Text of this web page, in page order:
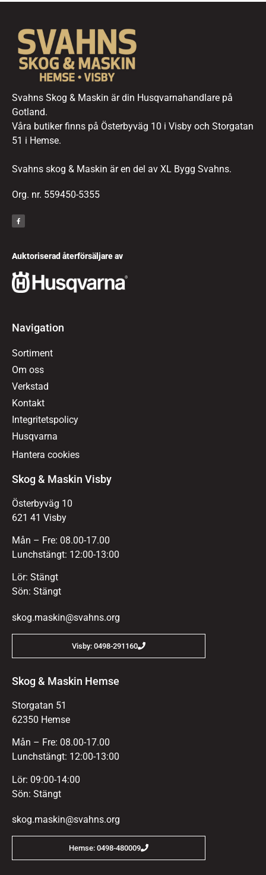
Svahns Skog & Maskin är din Husqvarnahandlare på
Gotland.
Våra butiker finns på Österbyväg 10 i Visby och Storgatan
51 i Hemse.
Svahns skog & Maskin är en del av XL Bygg Svahns.
Org. nr. 559450-5355
Auktoriserad återförsäljare av
Navigation
Sortiment
Om oss
Verkstad
Kontakt
Integritetspolicy
Husqvarna
Hantera cookies
Skog & Maskin Visby
Österbyväg 10
621 41 Visby
Mån – Fre: 08.00-17.00
Lunchstängt: 12:00-13:00
Lör: Stängt
Sön: Stängt
skog.maskin@svahns.org
Visby: 0498-291160
Skog & Maskin Hemse
Storgatan 51
62350 Hemse
Mån – Fre: 08.00-17.00
Lunchstängt: 12:00-13:00
Lör: 09:00-14:00
Sön: Stängt
skog.maskin@svahns.org
Hemse: 0498-480009